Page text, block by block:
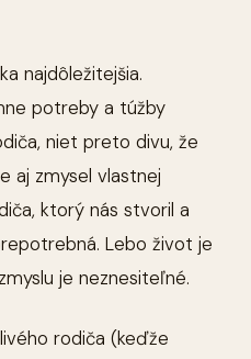
najdôležitejšia.
potreby a túžby
niet preto divu, že
aj zmysel vlastnej
ktorý nás stvoril a
Lebo život je
je neznesiteľné.
rodiča (keďže